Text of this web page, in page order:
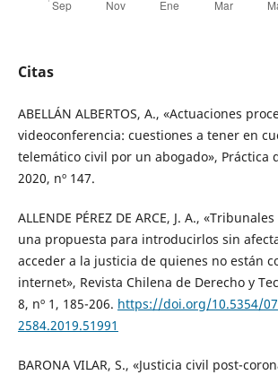
Citas
ABELLÁN ALBERTOS, A., «Actuaciones
videoconferencia: cuestiones a tener en
telemático civil por un abogado», Práctica
2020, nº 147.
ALLENDE PÉREZ DE ARCE, J. A.,
una propuesta para introducirlos sin
acceder a la justicia de quienes no están
internet», Revista Chilena de Derecho y
8, nº 1, 185-206. https://doi.org/10.5354/
2584.2019.51991
BARONA VILAR, S., «Justicia civil post-